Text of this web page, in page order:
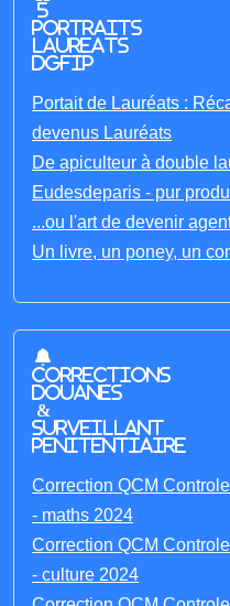
5
portraits
laureats
DGFIP
Portait de Lauréats :
devenus Lauréats
De apiculteur à double
Eudesdeparis - pur
...ou l'art de devenir
Un livre, un poney, un
Corrections
Douanes
&
Surveillant
penitentiaire
Correction QCM
- maths 2024
Correction QCM
- culture 2024